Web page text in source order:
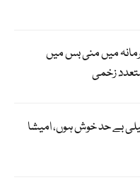
میں منی بس میں
بے حد خوش ہوں، امیشا